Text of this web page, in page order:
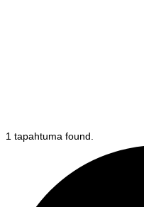
1 tapahtuma found.